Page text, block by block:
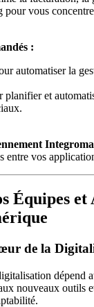
pour vous
:
automatiser la
planifier et
vos
Équipes et
de la
dépend
nouveaux outils